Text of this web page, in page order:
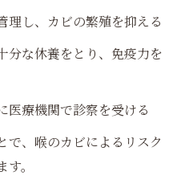
理し、カビの繁殖を抑える
分な休養をとり、免疫力を
医療機関で診察を受ける
で、喉のカビによるリスク
。